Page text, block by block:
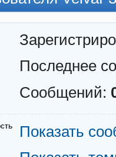
Последнее
Сообщений:
Показать